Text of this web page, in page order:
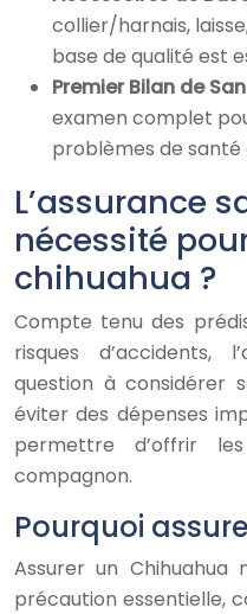
collier/harnais,
base de qualité est
Premier Bilan de
examen complet
problèmes de santé
L’assurance
nécessité
chihuahua ?
Compte tenu des
risques d’accidents,
question à considérer
éviter des dépenses
permettre d’offrir
compagnon.
Pourquoi
Assurer un Chihuahua
précaution essentielle,